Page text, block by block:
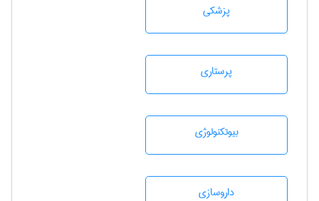
پزشكی
پرستاری
بيوتكنولوژی
داروسازی